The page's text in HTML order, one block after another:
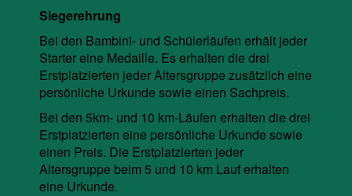
Siegerehrung
Bei den Bambini- und Schülerläufen erhält jeder
Starter eine Medaille. Es erhalten die drei
Erstplatzierten jeder Altersgruppe zusätzlich eine
persönliche Urkunde sowie einen Sachpreis.
Bei den 5km- und 10 km-Läufen erhalten die drei
Erstplatzierten eine persönliche Urkunde sowie
einen Preis. Die Erstplatzierten jeder
Altersgruppe beim 5 und 10 km Lauf erhalten
eine Urkunde.